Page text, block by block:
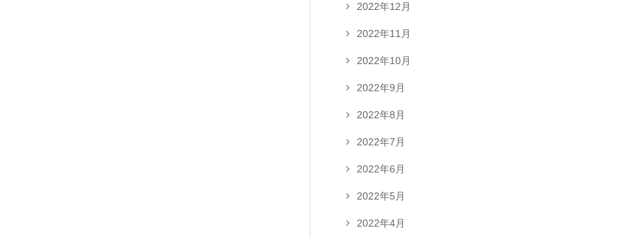
2022年12月
2022年11月
2022年10月
2022年9月
2022年8月
2022年7月
2022年6月
2022年5月
2022年4月